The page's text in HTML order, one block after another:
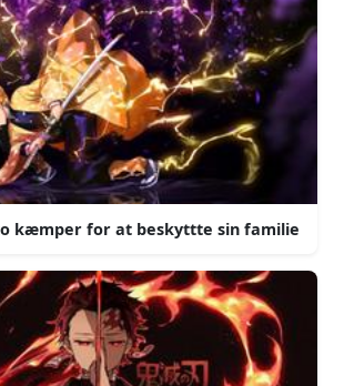
kæmper for at beskyttte sin familie